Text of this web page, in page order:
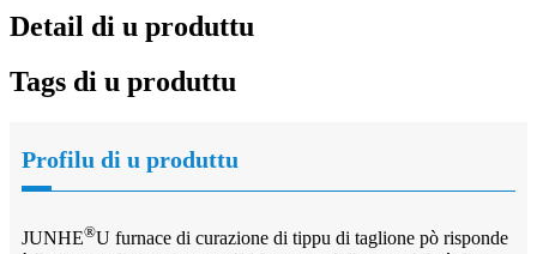
Detail di u produttu
Tags di u produttu
Profilu di u produttu
JUNHE®U furnace di curazione di tippu di taglione pò risponde